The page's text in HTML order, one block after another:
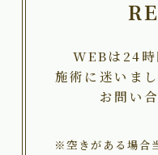
WEBは24時
施術に迷いま
お問い
※空きがある場合